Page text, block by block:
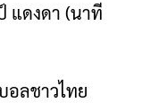
แดงดา (นาที
อลชาวไทย